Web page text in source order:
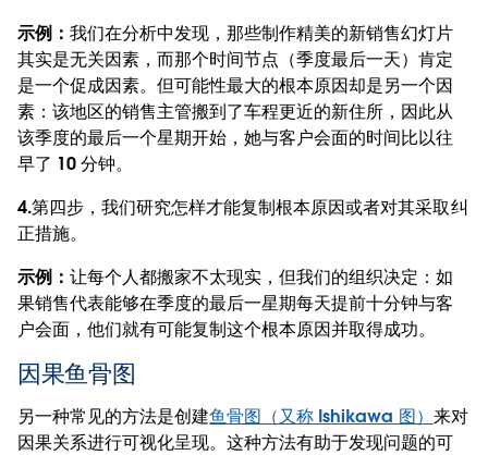
示例：我们在分析中发现，那些制作精美的新销售幻灯片
其实是无关因素，而那个时间节点（季度最后一天）肯定
是一个促成因素。但可能性最大的根本原因却是另一个因
素：该地区的销售主管搬到了车程更近的新住所，因此从
该季度的最后一个星期开始，她与客户会面的时间比以往
早了 10 分钟。
4.第四步，我们研究怎样才能复制根本原因或者对其采取纠
正措施。
示例：让每个人都搬家不太现实，但我们的组织决定：如
果销售代表能够在季度的最后一星期每天提前十分钟与客
户会面，他们就有可能复制这个根本原因并取得成功。
因果鱼骨图
另一种常见的方法是创建鱼骨图（又称 Ishikawa 图） 来对
因果关系进行可视化呈现。这种方法有助于发现问题的可